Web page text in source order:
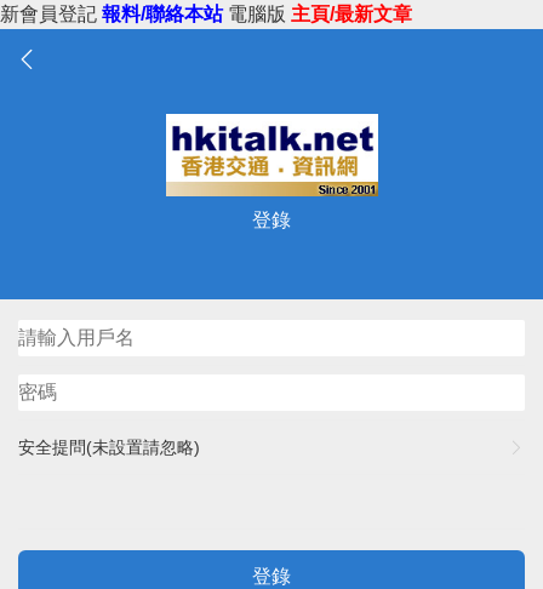
新會員登記 報料/聯絡本站 電腦版 主頁/最新文章
登錄
安全提問(未設置請忽略)
登錄